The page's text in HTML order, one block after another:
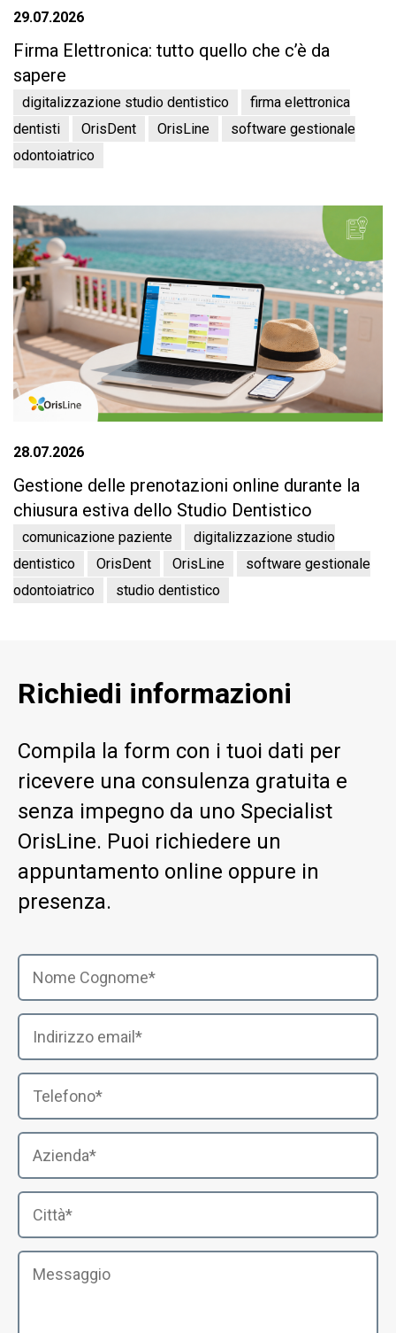
29.07.2026
Firma Elettronica: tutto quello che c’è da
sapere
digitalizzazione studio dentistico
firma elettronica
dentisti
OrisDent OrisLine
software gestionale
odontoiatrico
28.07.2026
Gestione delle prenotazioni online durante la
chiusura estiva dello Studio Dentistico
comunicazione paziente
digitalizzazione studio
dentistico
OrisDent OrisLine
software gestionale
odontoiatrico
studio dentistico
Richiedi informazioni
Compila la form con i tuoi dati per
ricevere una consulenza gratuita e
senza impegno da uno Specialist
OrisLine. Puoi richiedere un
appuntamento online oppure in
presenza.